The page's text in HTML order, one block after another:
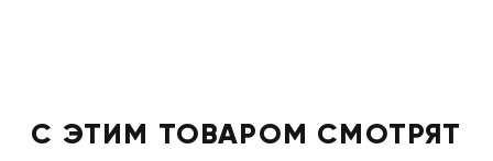
С ЭТИМ ТОВАРОМ СМОТРЯТ